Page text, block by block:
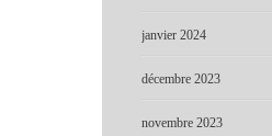
janvier 2024
décembre 2023
novembre 2023